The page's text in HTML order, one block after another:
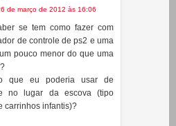
de unha!
de março de 2012 às 16:06
se tem como fazer com
de controle de ps2 e uma
pouco menor do que uma
que eu poderia usar de